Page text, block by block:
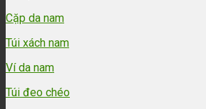
Cặp da nam
Túi xách nam
Ví da nam
Túi đeo chéo